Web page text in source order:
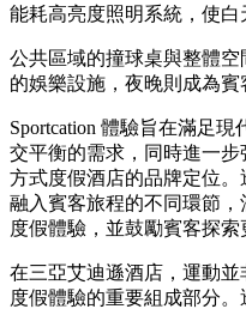
能耗高亮度照明系統，使白
公共區域的撞球桌與整體
的娛樂設施，夜晚則成為賓
Sportcation 體驗旨在滿足
交平衡的需求，同時進一
方式度假酒店的品牌定位
融入賓客旅程的不同環節
度假體驗，並鼓勵賓客探索
在三亞艾迪遜酒店，運動
度假體驗的重要組成部分